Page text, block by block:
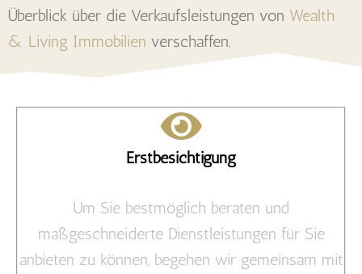
Überblick über die Verkaufsleistungen von Wealth
& Living Immobilien verschaffen.
Erstbesichtigung
Um Sie bestmöglich beraten und
maßgeschneiderte Dienstleistungen für Sie
anbieten zu können, begehen wir gemeinsam mit